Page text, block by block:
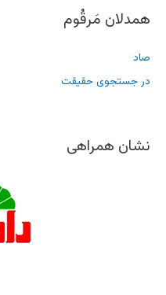
همدلان مَرقُوم
صاد
در جستجوی حقیقت
نشان همراهی